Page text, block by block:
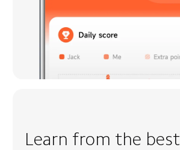
Learn from the best